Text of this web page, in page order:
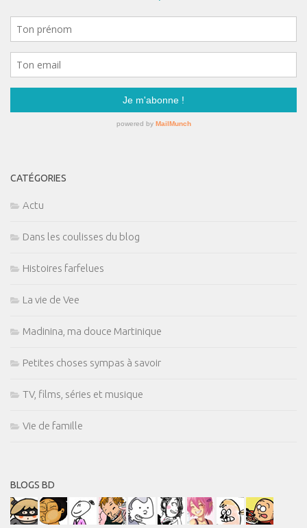
CATÉGORIES
Actu
Dans les coulisses du blog
Histoires farfelues
La vie de Vee
Madinina, ma douce Martinique
Petites choses sympas à savoir
TV, films, séries et musique
Vie de famille
BLOGS BD